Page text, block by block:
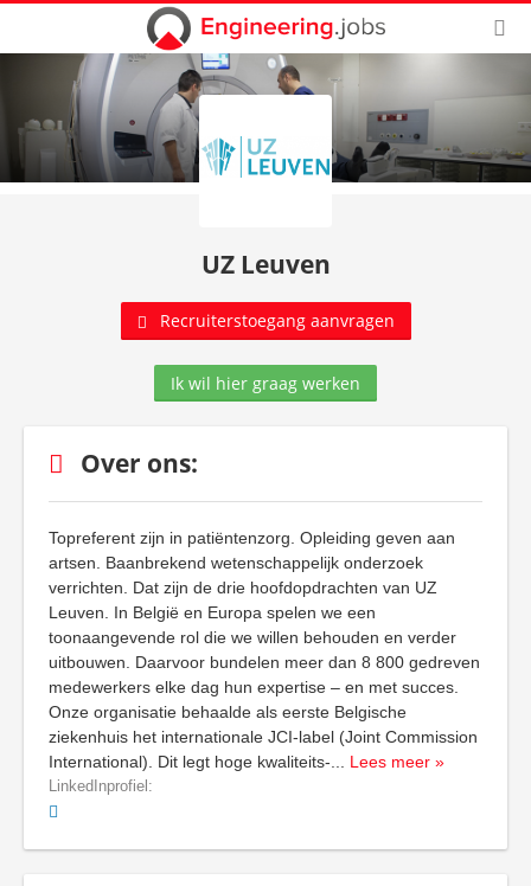
UZ Leuven
Recruiterstoegang aanvragen
Ik wil hier graag werken
Over ons:
Topreferent zijn in patiëntenzorg. Opleiding geven aan
artsen. Baanbrekend wetenschappelijk onderzoek
verrichten. Dat zijn de drie hoofdopdrachten van UZ
Leuven. In België en Europa spelen we een
toonaangevende rol die we willen behouden en verder
uitbouwen. Daarvoor bundelen meer dan 8 800 gedreven
medewerkers elke dag hun expertise – en met succes.
Onze organisatie behaalde als eerste Belgische
ziekenhuis het internationale JCI-label (Joint Commission
International). Dit legt hoge kwaliteits-
Lees meer »
LinkedInprofiel: